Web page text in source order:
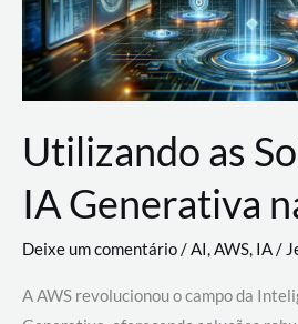
Utilizando as
IA Generativa
Deixe um comentário/AI,AWS, IA/
A AWS revolucionou o campo da